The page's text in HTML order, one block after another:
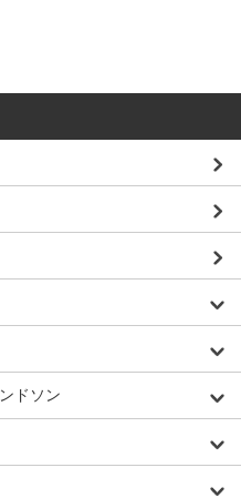
ドソン